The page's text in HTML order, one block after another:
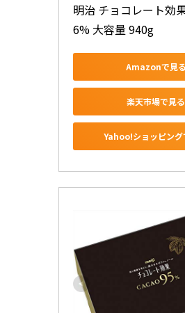
明治 チョコレート効
6% 大容量 940g
Amazonで見る
楽天市場で見る
Yahoo!ショッピング